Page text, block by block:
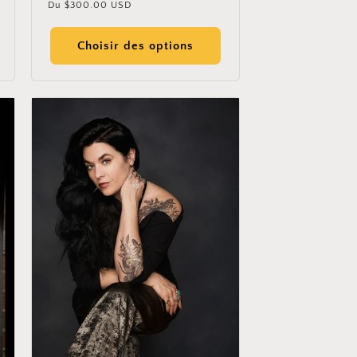
Prix
Du $300.00 USD
Choisir des options